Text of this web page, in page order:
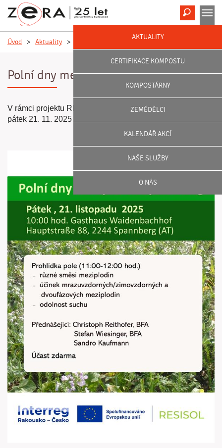
Hledat
AKTUALITY
CERTIFIKACE KOMPOSTU
KOMPOSTÁRNY
ZEMĚDĚLCI
KALENDÁŘ AKCÍ
NAŠE SLUŽBY
O NÁS
Úvod > Aktuality >
Polní dny meziplodin Spannberg
V rámci projektu RESISOL ATCZ00054 proběhne už v
pátek 21. 11. 2025 polní den meziplodin ve Spannbergu.